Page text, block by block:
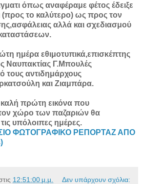
όπως αναφέραμε φέτος έδειξε
(προς το καλύτερο) ως προς τον
αλλά και σχεδιασμού
ημέρα εθιμοτυπικά,επισκέπτης
Ναυπακτίας Γ.Μπουλές
τους αντιδημάρχους
και Ζιαμπάρα.
καλή πρώτη εικόνα που
χώρο των παζαριών θα
τις υπόλοιπες ημέρες.
ΦΩΤΟΓΡΑΦΙΚΟ ΡΕΠΟΡΤΑΖ ΑΠΟ
12:51:00 μ.μ. Δεν υπάρχουν σχόλια: